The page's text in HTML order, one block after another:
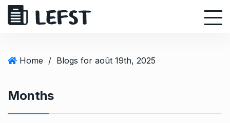
Home / Blogs for août 19th, 2025
Months